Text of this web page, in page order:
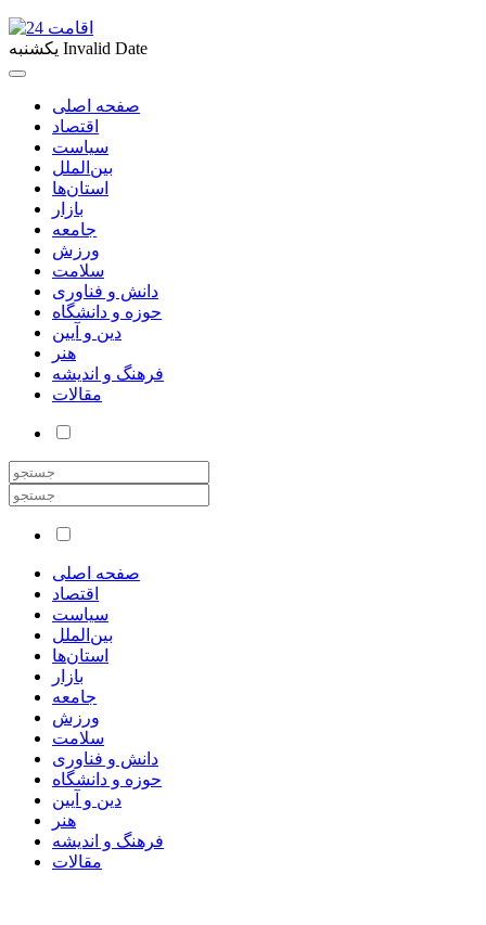
یکشنبه Invalid Date
صفحه اصلی
اقتصاد
سیاست
بین‌الملل
استان‌ها
بازار
جامعه
ورزش
سلامت
دانش و فناوری
حوزه و دانشگاه
دین و آیین
هنر
فرهنگ و اندیشه
مقالات
صفحه اصلی
اقتصاد
سیاست
بین‌الملل
استان‌ها
بازار
جامعه
ورزش
سلامت
دانش و فناوری
حوزه و دانشگاه
دین و آیین
هنر
فرهنگ و اندیشه
مقالات